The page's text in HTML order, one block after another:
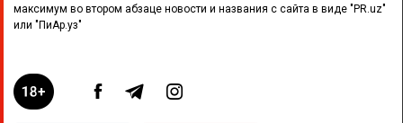
максимум во втором абзаце новости и названия с сайта в виде "PR.uz"
или "ПиАр.уз"